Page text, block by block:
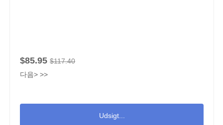
$85.95 $117.40
다음> >>
Udsigt...